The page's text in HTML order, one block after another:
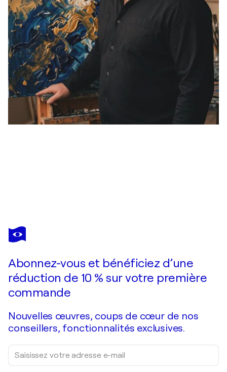
STEVEN ELIJAH NEUHAUS
Das Kreuz der Ewigkeit
Abonnez-vous et bénéficiez d’une
réduction de 10 % sur votre première
commande
Nouvelles œuvres, coups de cœur de nos
conseillers, fonctionnalités exclusives.